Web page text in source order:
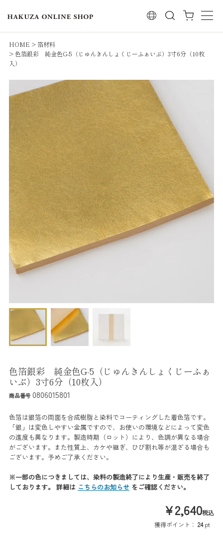
検索
HOME
箔材料
色箔銀彩 純金色G-5（じゅんきんしょくじーふぁいぶ）3寸6分（10枚
入）
色箔銀彩 純金色G-5（じゅんきんしょくじーふぁ
いぶ）3寸6分（10枚入）
商品番号 0806015801
色箔は銀箔の両面を合成樹脂と染料でコーティングした着色箔です。
「銀」は変色しやすい金属ですので、お使いの環境などによって変色
の進度も異なります。製造時期（ロット）により、色調が異なる場合
がございます。また性質上、カケや継ぎ、ひび割れ等が混ざる場合も
ございます。予めご了承ください。
※一部の色につきましては、染料の製造終了により生産・販売を終了
しております。 詳細は こちらのお知らせをご確認ください。
¥2,640税込
獲得ポイント： 24 pt